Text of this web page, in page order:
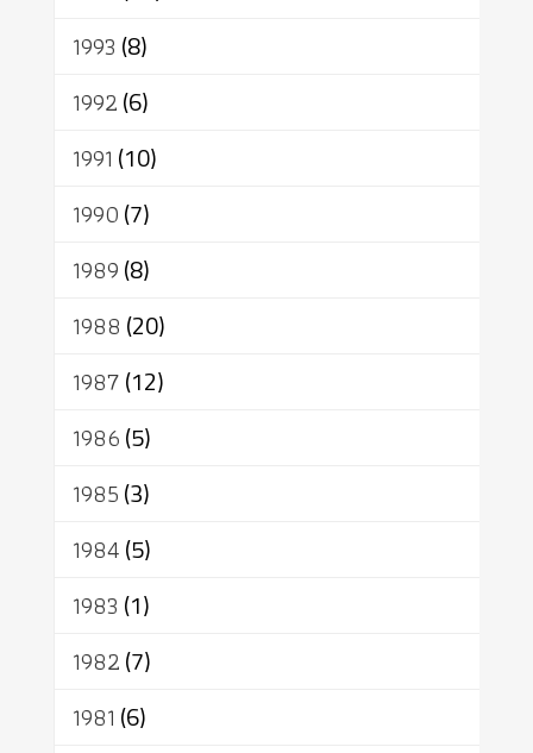
1993 (8)
1992(6)
1991 (10)
1990(7)
1989(8)
1988 (20)
1987(12)
1986(5)
1985(3)
1984(5)
1983 (1)
1982(7)
1981 (6)